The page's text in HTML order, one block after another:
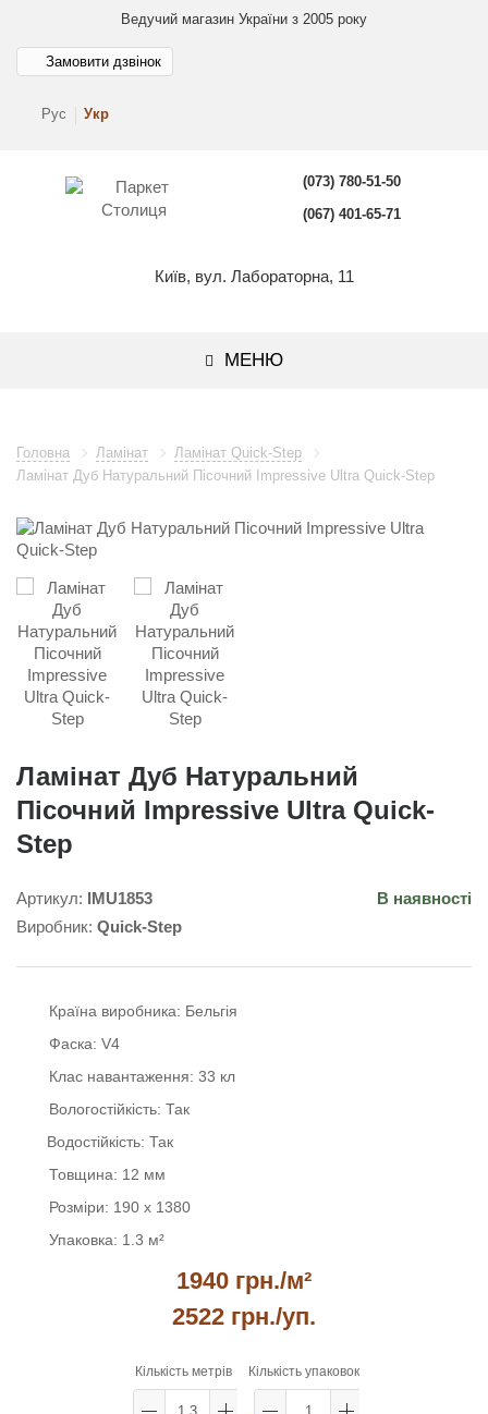
Ведучий магазин України з 2005 року
Рус Укр
Замовити дзвінок
(073) 780-51-50
(067) 401-65-71
Київ, вул. Лабораторна, 11
МЕНЮ
Головна Ламінат
Ламінат Quick-Step
Ламінат Дуб Натуральний Пісочний Impressive Ultra Quick-Step
Ламінат Дуб Натуральний
Пісочний Impressive Ultra Quick-
Step
Артикул: IMU1853
В наявності
Виробник: Quick-Step
Країна виробника: Бельгія
Фаска: V4
Клас навантаження: 33 кл
Вологостійкість: Так
Водостійкість: Так
Товщина: 12 мм
Розміри: 190 x 1380
Упаковка: 1.3 м²
1940 грн./м²
2522 грн./уп.
Кількість метрів Кількість упаковок